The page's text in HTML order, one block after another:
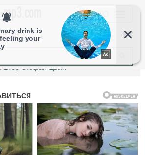
МЕНЮ
Автор Стефан Цвейг